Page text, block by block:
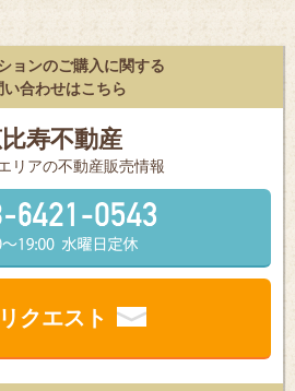
ョンのご購入に関する
い合わせはこちら
寿不動産
リアの不動産販売情報
クエスト